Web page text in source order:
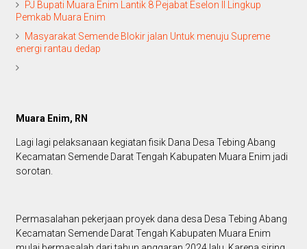
PJ Bupati Muara Enim Lantik 8 Pejabat Eselon II Lingkup
Pemkab Muara Enim
Masyarakat Semende Blokir jalan Untuk menuju Supreme
energi rantau dedap
Muara Enim, RN
Lagi lagi pelaksanaan kegiatan fisik Dana Desa Tebing Abang
Kecamatan Semende Darat Tengah Kabupaten Muara Enim jadi
sorotan.
Permasalahan pekerjaan proyek dana desa Desa Tebing Abang
Kecamatan Semende Darat Tengah Kabupaten Muara Enim